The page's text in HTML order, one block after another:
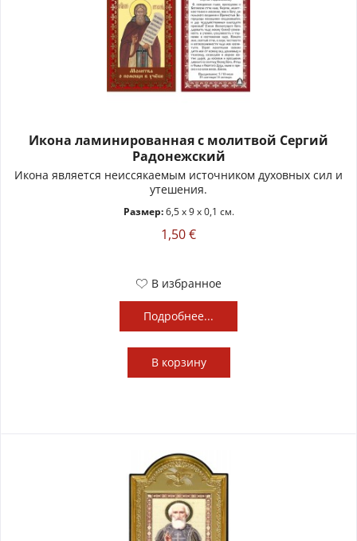
Икона ламинированная с молитвой Сергий
Радонежский
Икона является неиссякаемым источником духовных сил и
утешения.
Размер:6,5 x 9 x 0,1 см.
1,50 €
В избранное
Подробнее...
В корзину